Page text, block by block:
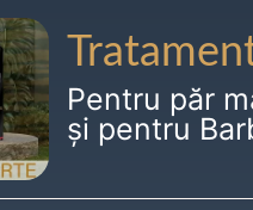
Pentru păr
și pentru